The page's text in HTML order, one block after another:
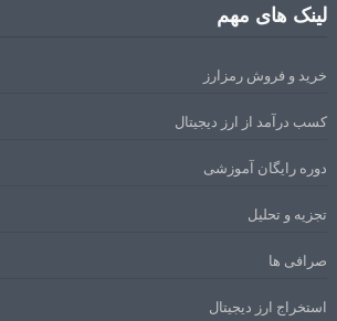
لینک های مهم
خرید و فروش رمزارز
کسب درآمد از ارز دیجیتال
دوره رایگان آموزشی
تجزیه و تحلیل
صرافی ها
استخراج ارز دیجیتال